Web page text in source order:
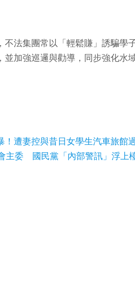
法集團常以「輕鬆賺」誘騙
加強巡邏與勸導，同步強化水
！遭妻控與昔日女學生汽車旅館
主委 國民黨「內部警訊」浮上